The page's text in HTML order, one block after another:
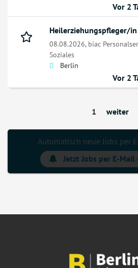
Vor 2
Heilerziehungspfleger/in
08.08.2026, biac
Soziales
Berlin
Vor 2
1 weiter
Automatisch neue Jobs per
Jetzt Jobs per E-